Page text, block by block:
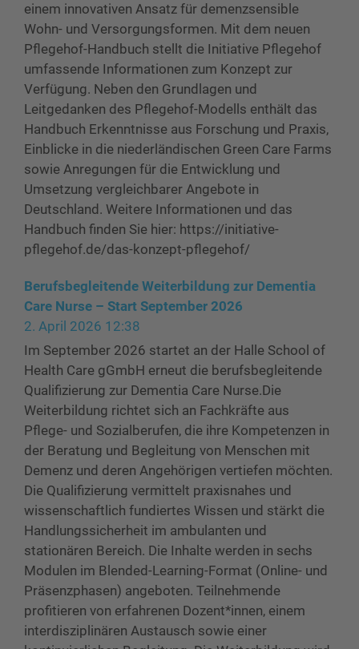
einem innovativen Ansatz für demenzsensible
Wohn- und Versorgungsformen. Mit dem neuen
Pflegehof-Handbuch stellt die Initiative Pflegehof
umfassende Informationen zum Konzept zur
Verfügung. Neben den Grundlagen und
Leitgedanken des Pflegehof-Modells enthält das
Handbuch Erkenntnisse aus Forschung und Praxis,
Einblicke in die niederländischen Green Care Farms
sowie Anregungen für die Entwicklung und
Umsetzung vergleichbarer Angebote in
Deutschland. Weitere Informationen und das
Handbuch finden Sie hier: https://initiative-
pflegehof.de/das-konzept-pflegehof/
Berufsbegleitende Weiterbildung zur Dementia
Care Nurse – Start September 2026
2. April 2026 12:38
Im September 2026 startet an der Halle School of
Health Care gGmbH erneut die berufsbegleitende
Qualifizierung zur Dementia Care Nurse.Die
Weiterbildung richtet sich an Fachkräfte aus
Pflege- und Sozialberufen, die ihre Kompetenzen in
der Beratung und Begleitung von Menschen mit
Demenz und deren Angehörigen vertiefen möchten.
Die Qualifizierung vermittelt praxisnahes und
wissenschaftlich fundiertes Wissen und stärkt die
Handlungssicherheit im ambulanten und
stationären Bereich. Die Inhalte werden in sechs
Modulen im Blended-Learning-Format (Online- und
Präsenzphasen) angeboten. Teilnehmende
profitieren von erfahrenen Dozent*innen, einem
interdisziplinären Austausch sowie einer